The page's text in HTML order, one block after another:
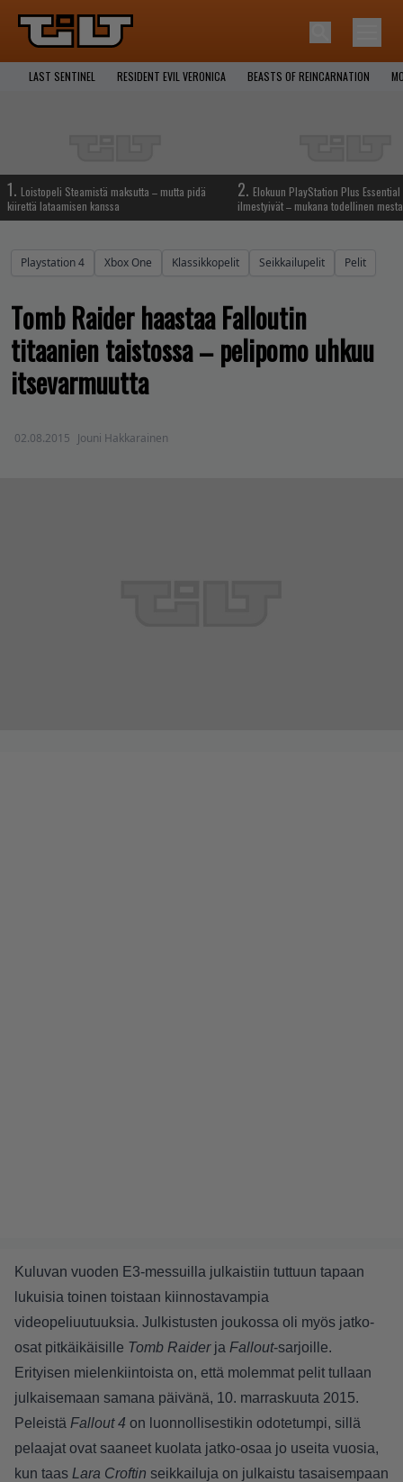
LAST SENTINEL RESIDENT EVIL VERONICA BEASTS OF REINCARNATION
1. Loistopeli Steamistä maksutta – mutta pidä
kiirettä lataamisen kanssa
2. Elokuun PlayStation Plus
ilmestyivät – mukana todellinen
Playstation 4 Xbox One Klassikkopelit Seikkailupelit Pelit
Tomb Raider haastaa Falloutin
titaanien taistossa – pelipomo uhkuu
itsevarmuutta
02.08.2015 Jouni Hakkarainen
Kuluvan vuoden E3-messuilla julkaistiin tuttuun tapaan
lukuisia toinen toistaan kiinnostavampia
videopeliuutuuksia. Julkistusten joukossa oli myös jatko-
osat pitkäikäisille Tomb Raiderja Fallout-sarjoille.
Erityisen mielenkiintoista on, että molemmat pelit tullaan
julkaisemaan samana päivänä, 10. marraskuuta 2015.
Peleistä Fallout 4 on luonnollisestikin odotetumpi, sillä
pelaajat ovat saaneet kuolata jatko-osaa jo useita vuosia,
kun taas Lara Croftin seikkailuja on julkaistu tasaisempaan